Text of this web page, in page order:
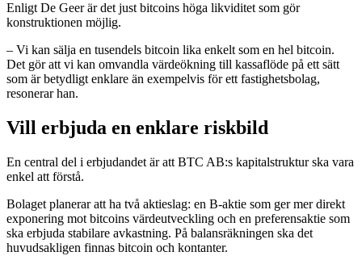
Enligt De Geer är det just bitcoins höga likviditet som gör
konstruktionen möjlig.
– Vi kan sälja en tusendels bitcoin lika enkelt som en hel bitcoin.
Det gör att vi kan omvandla värdeökning till kassaflöde på ett sätt
som är betydligt enklare än exempelvis för ett fastighetsbolag,
resonerar han.
Vill erbjuda en enklare riskbild
En central del i erbjudandet är att BTC AB:s kapitalstruktur ska vara
enkel att förstå.
Bolaget planerar att ha två aktieslag: en B-aktie som ger mer direkt
exponering mot bitcoins värdeutveckling och en preferensaktie som
ska erbjuda stabilare avkastning. På balansräkningen ska det
huvudsakligen finnas bitcoin och kontanter.